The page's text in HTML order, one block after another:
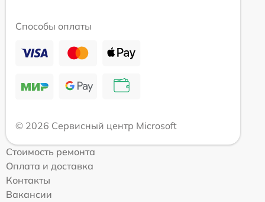
Способы оплаты
© 2026 Сервисный центр Microsoft
Стоимость ремонта
Оплата и доставка
Контакты
Вакансии